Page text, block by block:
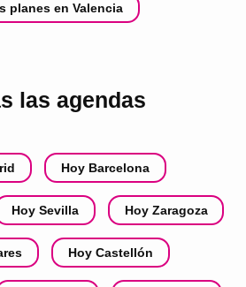
planes en Valencia
las agendas
Hoy Barcelona
Hoy Sevilla Hoy Zaragoza
Hoy Castellón